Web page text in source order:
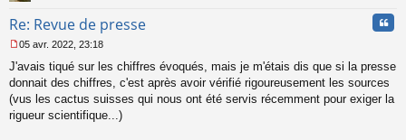
Re: Revue de presse
e
s
s
g
05 avr. 2022, 23:18
J'avais tiqué sur les chiffres évoqués, mais je m'étais dis que si la presse
donnait des chiffres, c'est après avoir vérifié rigoureusement les sources
(vus les cactus suisses qui nous ont été servis récemment pour exiger la
rigueur scientifique...)